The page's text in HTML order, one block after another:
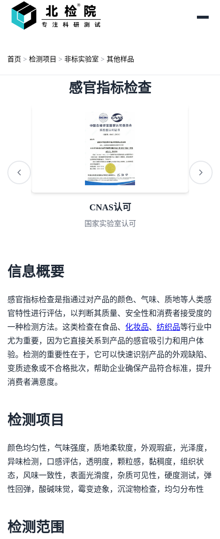
首页 > 检测项目 > 非标实验室 > 其他样品
感官指标检查
AAA诚信
3A诚信单位
信息概要
感官指标检查是指通过对产品的颜色、气味、质地等人类感
官特性进行评估，以判断其质量、安全性和消费者接受度的
一种检测方法。这类检查在食品、 化妆品、 纺织品等行业中
尤为重要，因为它直接关系到产品的感官吸引力和用户体
验。检测的重要性在于，它可以快速识别产品的外观缺陷、
变质迹象或不合格批次，帮助企业确保产品符合标准，提升
消费者满意度。
检测项目
颜色均匀性，气味强度，质地柔软度，外观瑕疵，光泽度，
异味检测，口感评估，透明度，颗粒感，黏稠度，组织状
态，风味一致性，表面光滑度，杂质可见性，硬度测试，弹
性回弹，酸碱味觉，霉变迹象，沉淀物检查，均匀分布性
检测范围